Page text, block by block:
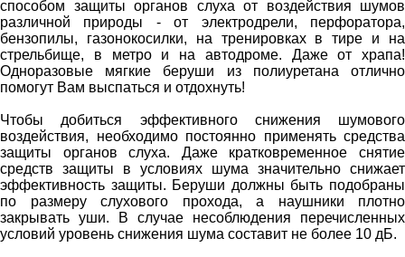
способом защиты органов слуха от воздействия шумов
различной природы - от электродрели, перфоратора,
бензопилы, газонокосилки, на тренировках в тире и на
стрельбище, в метро и на автодроме. Даже от храпа!
Одноразовые мягкие беруши из полиуретана отлично
помогут Вам выспаться и отдохнуть!
Чтобы добиться эффективного снижения шумового
воздействия, необходимо постоянно применять средства
защиты органов слуха. Даже кратковременное снятие
средств защиты в условиях шума значительно снижает
эффективность защиты. Беруши должны быть подобраны
по размеру слухового прохода, а наушники плотно
закрывать уши. В случае несоблюдения перечисленных
условий уровень снижения шума составит не более 10 дБ.